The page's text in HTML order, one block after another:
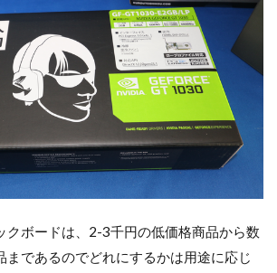
クボードは、2-3千円の低価格商品から数
まであるのでどれにするかは用途に応じ